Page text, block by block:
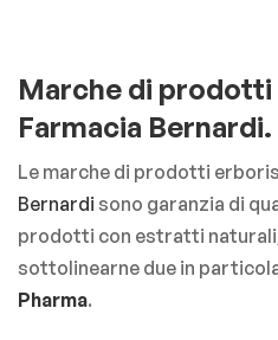
Marche di
Farmacia Bernardi.
Le marche di prodotti
Bernardi sono garanzia di
prodotti con estratti
sottolinearne due in
Pharma.